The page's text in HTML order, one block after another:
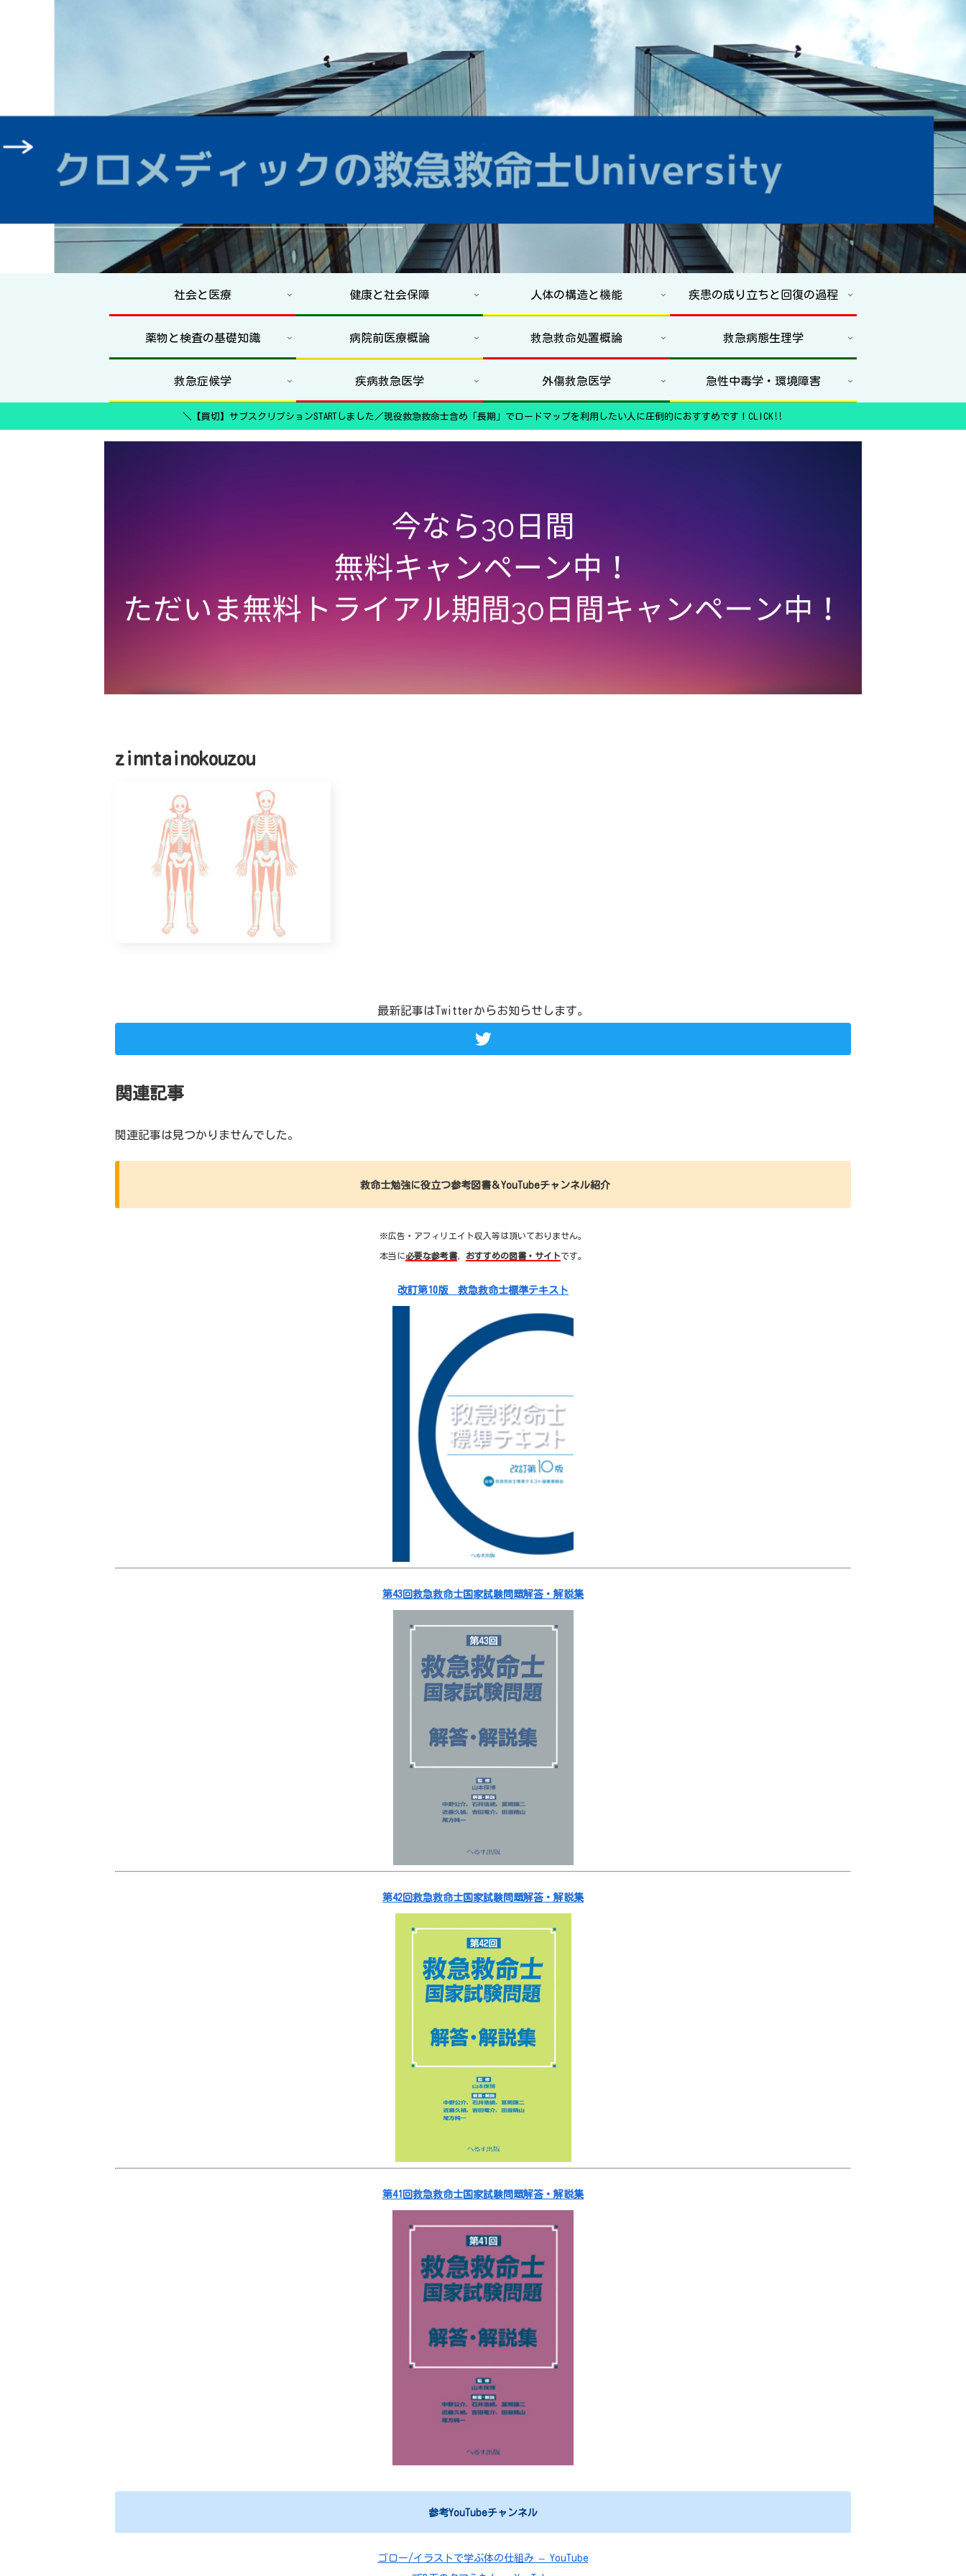
社会と医療 健康と社会保障 人体の構造と機能 疾患の成り立ちと回復の過程
薬物と検査の基礎知識 病院前医療概論 救急救命処置概論 救急病態生理学
救急症候学 疾病救急医学 外傷救急医学 急性中毒学・環境障害
＼【買切】サブスクリプションSTARTしました／現役救急救命士含め「長期」でロードマップを利用したい人に圧倒的におすすめです！CLICK‼
zinntainokouzou
最新記事はTwitterからお知らせします。
関連記事
関連記事は見つかりませんでした。
救命士勉強に役立つ参考図書＆YouTubeチャンネル紹介
※広告・アフィリエイト収入等は頂いておりません。
本当に必要な参考書， おすすめの図書・サイトです。
改訂第10版 救急救命士標準テキスト
第43回救急救命士国家試験問題解答・解説集
第42回救急救命士国家試験問題解答・解説集
第41回救急救命士国家試験問題解答・解説集
参考YouTubeチャンネル
ゴロー/イラストで学ぶ体の仕組み – YouTube